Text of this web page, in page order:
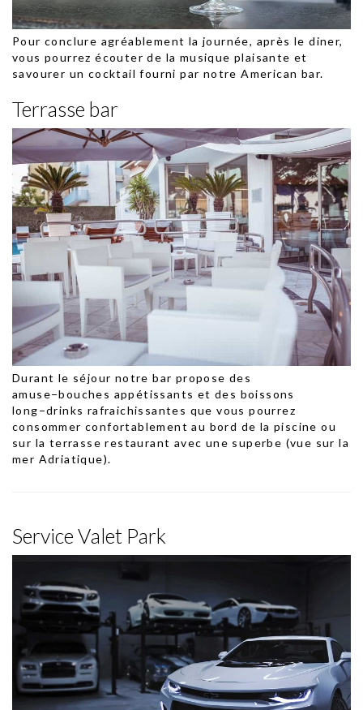
Pour conclure agréablement la journée, après le diner,
vous pourrez écouter de la musique plaisante et
savourer un cocktail fourni par notre American bar.
Terrasse bar
Durant le séjour notre bar propose des
amuse−bouches appétissants et des boissons
long−drinks rafraichissantes que vous pourrez
consommer confortablement au bord de la piscine ou
sur la terrasse restaurant avec une superbe (vue sur la
mer Adriatique).
Service Valet Park